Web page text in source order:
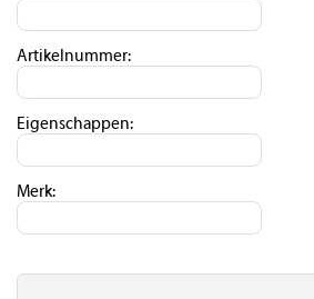
Artikelnummer:
Eigenschappen:
Merk: